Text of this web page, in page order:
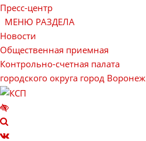
Пресс-центр
МЕНЮ РАЗДЕЛА
Новости
Общественная приемная
Контрольно-счетная палата
городского округа город Воронеж